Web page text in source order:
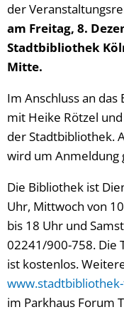
der
am Freitag, 8.
Stadtbibliothek
Mitte.
Im Anschluss an
mit Heike Rötzel
der Stadtbibliothek.
wird um Anmeldung
Die Bibliothek ist
Uhr, Mittwoch von
bis 18 Uhr und
02241/900-758. Die
ist kostenlos.
im Parkhaus Forum